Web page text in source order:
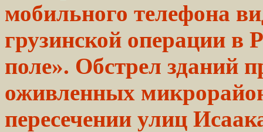
мобильного телефона
грузинской операции
поле». Обстрел зданий
оживленных
пересечении улиц